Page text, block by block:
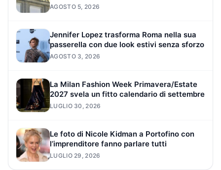
AGOSTO 5, 2026
Jennifer Lopez trasforma Roma nella sua
passerella con due look estivi senza sforzo
AGOSTO 3, 2026
La Milan Fashion Week Primavera/Estate
2027 svela un fitto calendario di settembre
LUGLIO 30, 2026
Le foto di Nicole Kidman a Portofino con
l’imprenditore fanno parlare tutti
LUGLIO 29, 2026